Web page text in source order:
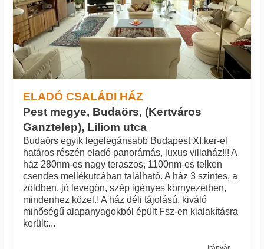
ELADÓ CSALÁDI HÁZ
Pest megye, Budaörs, (Kertváros
Ganztelep), Liliom utca
Budaörs egyik legelegánsabb Budapest XI.ker-el
határos részén eladó panorámás, luxus villaház!!! A
ház 280nm-es nagy teraszos, 1100nm-es telken
csendes mellékutcában található. A ház 3 szintes, a
zöldben, jó levegőn, szép igényes környezetben,
mindenhez közel.! A ház déli tájolású, kiváló
minőségű alapanyagokból épült Fsz-en kialakításra
került:...